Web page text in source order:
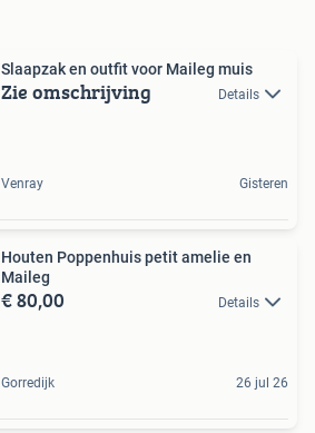
Slaapzak en outfit voor Maileg muis
Zie omschrijving Details
Venray Gisteren
Houten Poppenhuis petit amelie en
Maileg
€ 80,00 Details
Gorredijk 26 jul 26